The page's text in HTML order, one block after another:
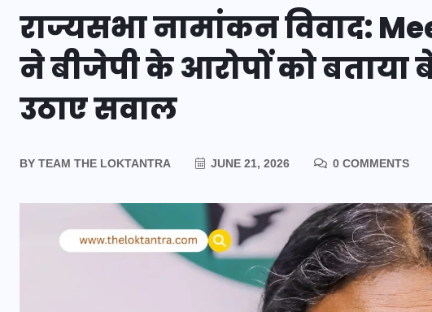
राज्यसभा नामांकन विवाद:
ने बीजेपी के आरोपों को बताया
उठाए सवाल
BY TEAM THE LOKTANTRA JUNE 21, 2026 0 COMMENTS